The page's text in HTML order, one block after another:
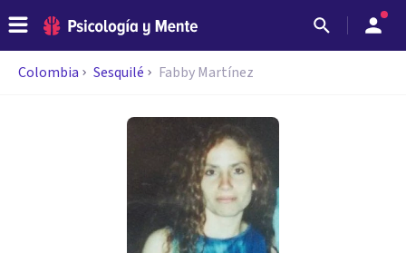
Colombia Sesquilé Fabby Martínez